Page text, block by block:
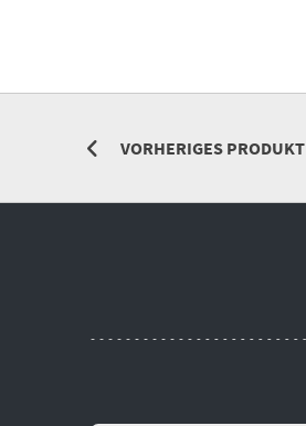
VORHERIGES PRODUKT